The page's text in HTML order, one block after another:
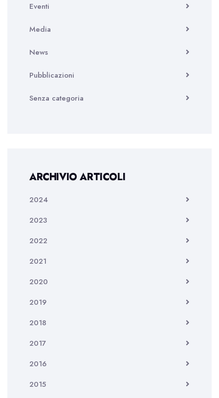
Eventi
Media
News
Pubblicazioni
Senza categoria
ARCHIVIO ARTICOLI
2024
2023
2022
2021
2020
2019
2018
2017
2016
2015